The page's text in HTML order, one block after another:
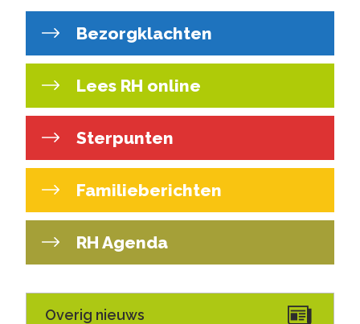
Bezorgklachten
Lees RH online
Sterpunten
Familieberichten
RH Agenda
Overig nieuws